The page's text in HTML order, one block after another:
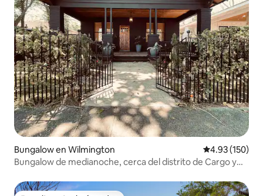
Bungalow en Wilmington Calificación
4.93 (150)
Bungalow de medianoche, cerca del distrito de Cargo y